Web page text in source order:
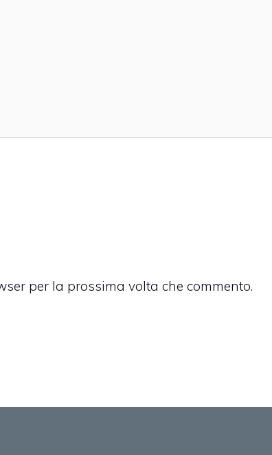
per la prossima volta che commento.